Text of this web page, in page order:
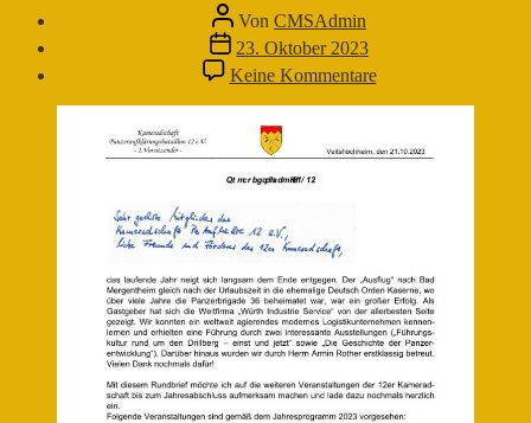
Beitragsautor
Von CMSAdmin
Veröffentlichungsdatum
23. Oktober 2023
Keine Kommentarezu
Rundbrief
2/2023